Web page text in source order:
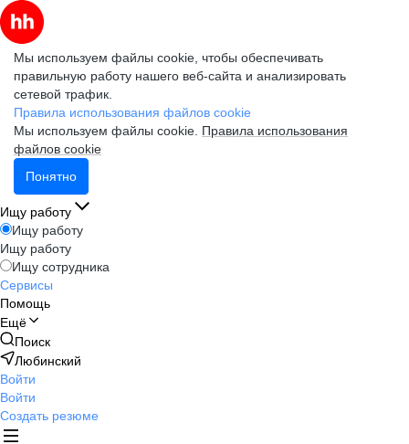
Мы используем файлы cookie, чтобы обеспечивать
правильную работу нашего веб-сайта и анализировать
сетевой трафик.
Правила использования файлов cookie
Мы используем файлы cookie. Правила использования
файлов cookie
Понятно
Ищу работу
Ищу работу
Ищу работу
Ищу сотрудника
Сервисы
Помощь
Ещё
Поиск
Любинский
Войти
Войти
Создать резюме